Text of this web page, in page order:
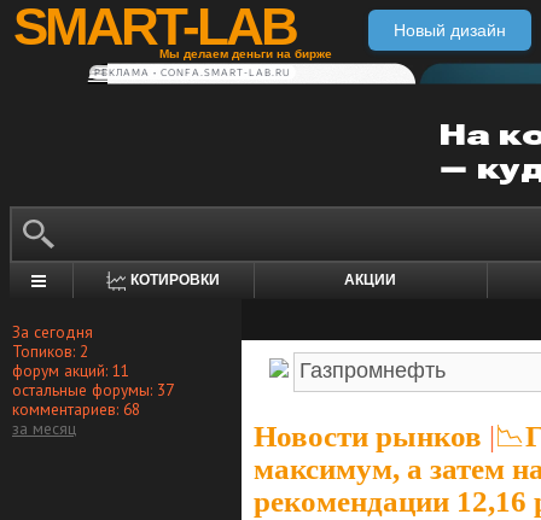
SMART-LAB
Мы делаем деньги на бирже
Новый дизайн
РЕКЛАМА • CONFA.SMART-LAB.RU
КОТИРОВКИ АКЦИИ
За сегодня
Топиков: 2
форум акций: 11
остальные форумы: 37
комментариев: 68
за месяц
Новости рынков |
максимум, а затем
рекомендации 12,16